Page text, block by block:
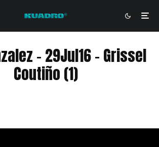
– 29Jul16 – Grissel
Coutiño (1)